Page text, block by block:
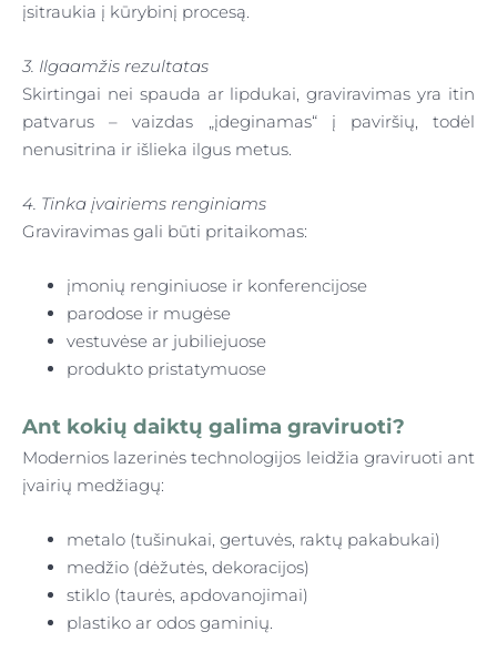
įsitraukia į kūrybinį procesą.
3. Ilgaamžis rezultatas
Skirtingai nei spauda ar lipdukai, graviravimas yra itin
patvarus – vaizdas „įdeginamas“ į paviršių, todėl
nenusitrina ir išlieka ilgus metus.
4. Tinka įvairiems renginiams
Graviravimas gali būti pritaikomas:
įmonių renginiuose ir konferencijose
parodose ir mugėse
vestuvėse ar jubiliejuose
produkto pristatymuose
Ant kokių daiktų galima graviruoti?
Modernios lazerinės technologijos leidžia graviruoti ant
įvairių medžiagų:
metalo (tušinukai, gertuvės, raktų pakabukai)
medžio (dėžutės, dekoracijos)
stiklo (taurės, apdovanojimai)
plastiko ar odos gaminių.